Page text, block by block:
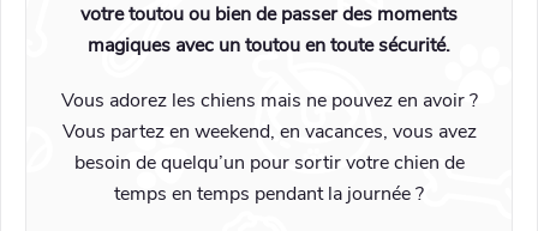
votre toutou ou bien de passer des moments
magiques avec un toutou en toute sécurité.
Vous adorez les chiens mais ne pouvez en avoir ?
Vous partez en weekend, en vacances, vous avez
besoin de quelqu’un pour sortir votre chien de
temps en temps pendant la journée ?